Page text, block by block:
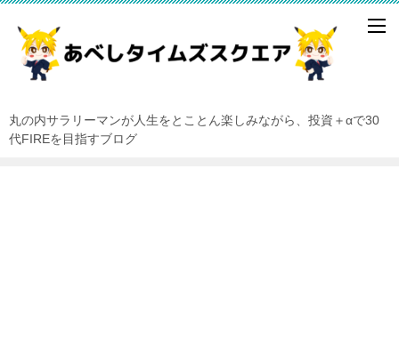
丸の内サラリーマンが人生をとことん楽しみながら、投資＋αで30
代FIREを目指すブログ